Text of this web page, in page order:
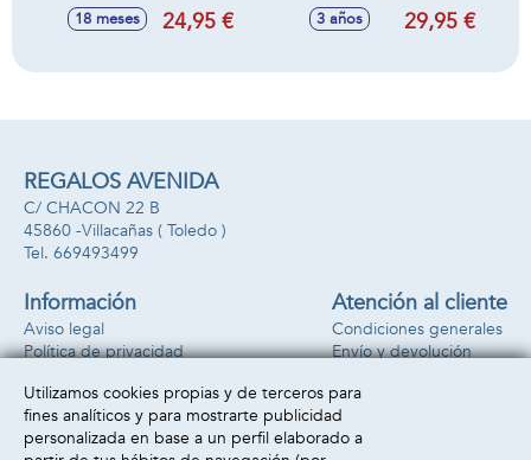
18 meses 24,95 € 3 años 29,95 €
REGALOS AVENIDA
C/ CHACON 22 B
45860 -Villacañas ( Toledo )
669493499
Información
Aviso legal
Política de privacidad
Atención al cliente
Condiciones generales
Envío y devolución
Formas de pago
Utilizamos cookies propias y de terceros para
fines analíticos y para mostrarte publicidad
personalizada en base a un perfil elaborado a